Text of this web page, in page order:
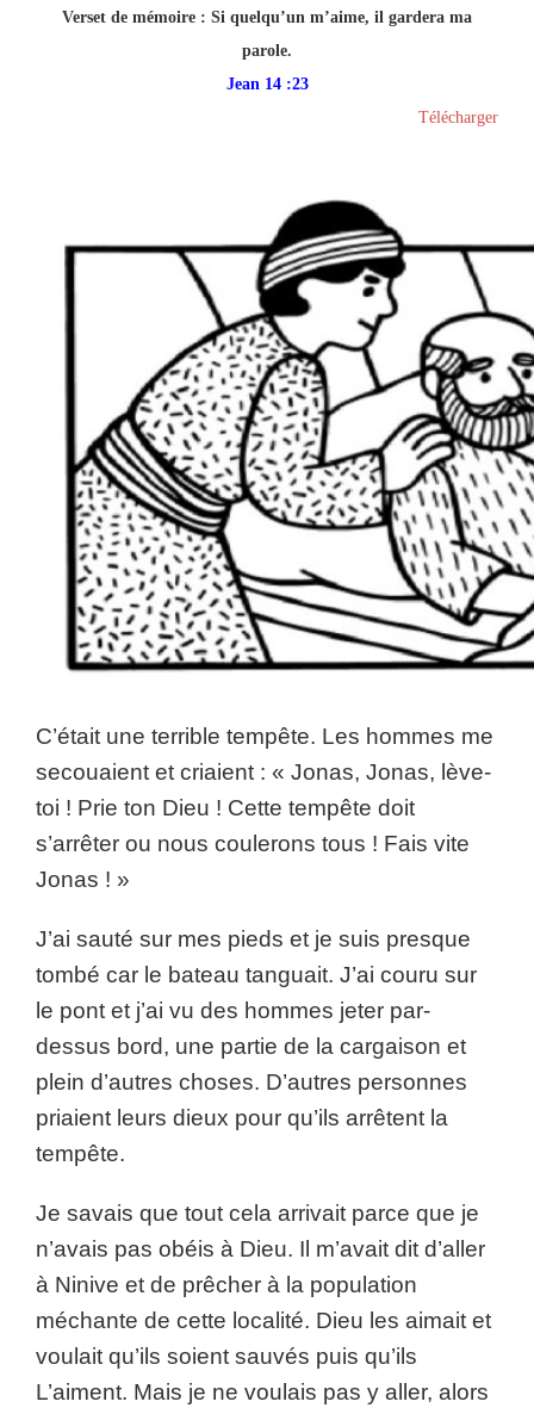
Verset de mémoire : Si quelqu’un m’aime, il gardera ma
parole.
Jean 14 :23
Télécharger
C’était une terrible tempête. Les hommes me
secouaient et criaient : « Jonas, Jonas, lève-
toi ! Prie ton Dieu ! Cette tempête doit
s’arrêter ou nous coulerons tous ! Fais vite
Jonas ! »
J’ai sauté sur mes pieds et je suis presque
tombé car le bateau tanguait. J’ai couru sur
le pont et j’ai vu des hommes jeter par-
dessus bord, une partie de la cargaison et
plein d’autres choses. D’autres personnes
priaient leurs dieux pour qu’ils arrêtent la
tempête.
Je savais que tout cela arrivait parce que je
n’avais pas obéis à Dieu. Il m’avait dit d’aller
à Ninive et de prêcher à la population
méchante de cette localité. Dieu les aimait et
voulait qu’ils soient sauvés puis qu’ils
L’aiment. Mais je ne voulais pas y aller, alors